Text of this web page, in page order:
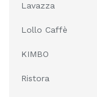
Lavazza
Lollo Caffè
KIMBO
Ristora